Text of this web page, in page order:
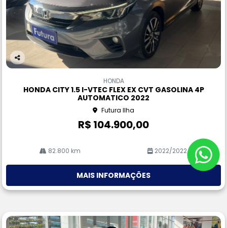
Co
HONDA
HONDA CITY 1.5 I-VTEC FLEX EX CVT GASOLINA 4P
AUTOMATICO 2022
Futura Ilha
R$ 104.900,00
82.800 km 2022/2022
MAIS INFORMAÇÕES